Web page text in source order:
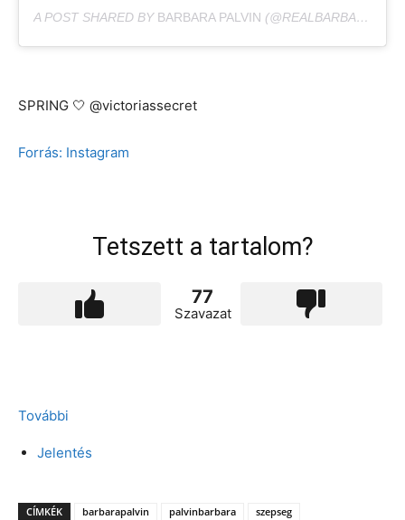
A POST SHARED BY BARBARA PALVIN (@REALBARBARAPALVIN) ON
SPRING 🤍 @victoriassecret
Forrás: Instagram
Tetszett a tartalom?
77
Szavazat
További
Jelentés
CÍMKÉK barbarapalvin palvinbarbara szepseg